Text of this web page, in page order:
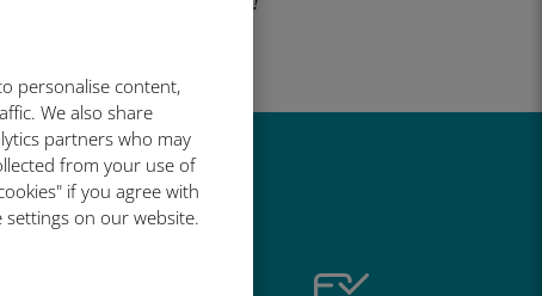
personalise content,
We also share
partners who may
from your use of
if you agree with
on our website.
si bien